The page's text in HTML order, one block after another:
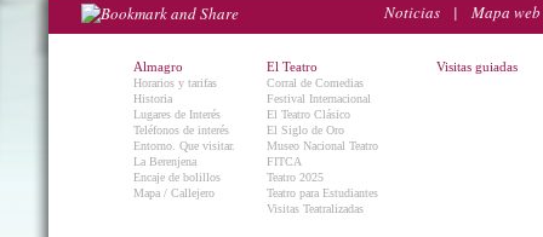
Noticias | Mapa web
Almagro
Horarios y tarifas
Historia
Lugares de Interés
Teléfonos de interés
Entorno. Que visitar.
La Berenjena
Encaje de bolillos
Mapa / Callejero
El Teatro
Corral de Comedias
Festival Internacional
El Teatro Clásico
El Siglo de Oro
Museo Nacional Teatro
FITCA
Teatro 2025
Teatro para Estudiantes
Visitas Teatralizadas
Visitas guiadas